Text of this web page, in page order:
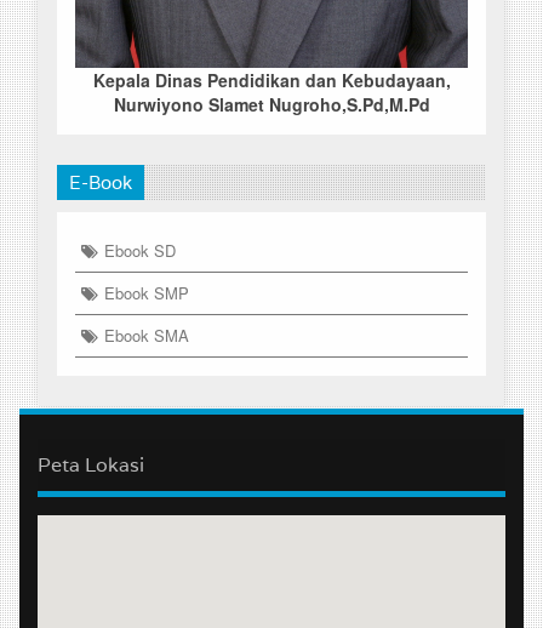
Kepala Dinas Pendidikan dan Kebudayaan,
Nurwiyono Slamet Nugroho,S.Pd,M.Pd
E-Book
Ebook SD
Ebook SMP
Ebook SMA
Peta Lokasi